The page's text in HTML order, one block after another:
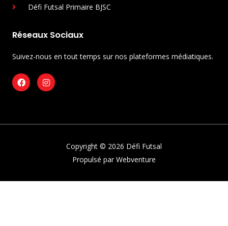
Défi Futsal Primaire BJSC
Réseaux Sociaux
Suivez-nous en tout temps sur nos plateformes médiatiques.
Copyright © 2026 Défi Futsal
Propulsé parWebventure